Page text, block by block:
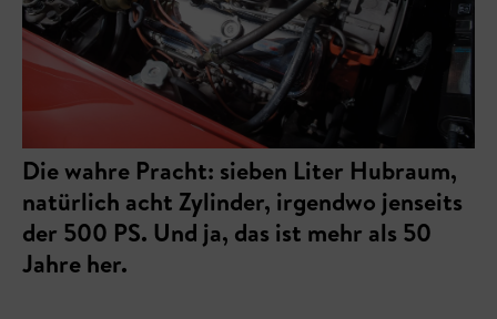
Die wahre Pracht: sieben Liter Hubraum,
natürlich acht Zylinder, irgendwo jenseits
der 500 PS. Und ja, das ist mehr als 50
Jahre her.